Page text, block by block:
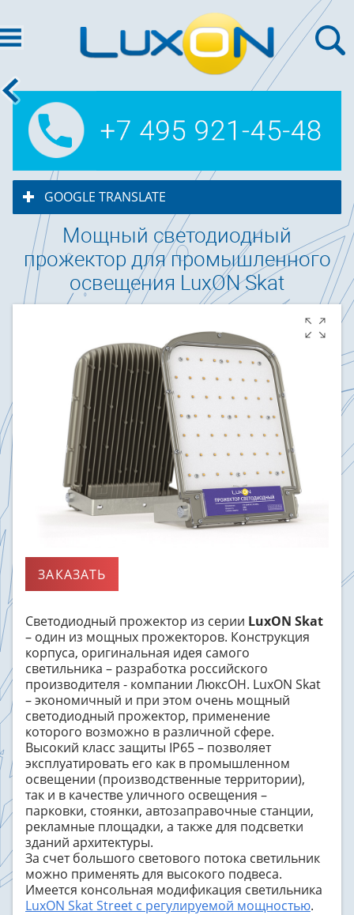
GOOGLE TRANSLATE
Мощный светодиодный
прожектор для промышленного
освещения LuxON Skat
ЗАКАЗАТЬ
Светодиодный прожектор из серии LuxON Skat
– один из мощных прожекторов. Конструкция
корпуса, оригинальная идея самого
светильника – разработка российского
производителя - компании ЛюксОН. LuxON Skat
– экономичный и при этом очень мощный
светодиодный прожектор, применение
которого возможно в различной сфере.
Высокий класс защиты IP65 – позволяет
эксплуатировать его как в промышленном
освещении (производственные территории),
так и в качестве уличного освещения –
парковки, стоянки, автозаправочные станции,
рекламные площадки, а также для подсветки
зданий архитектуры.
За счет большого светового потока светильник
можно применять для высокого подвеса.
Имеется консольная модификация светильника
LuxON Skat Street с регулируемой мощностью.